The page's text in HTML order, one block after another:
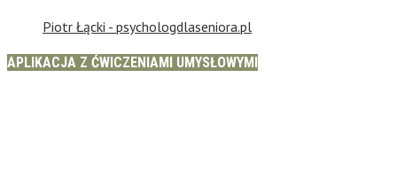
Piotr Łącki - psychologdlaseniora.pl
APLIKACJA Z ĆWICZENIAMI UMYSŁOWYMI